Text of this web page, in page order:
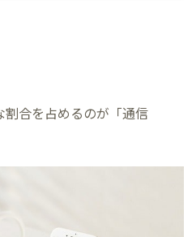
割合を占めるのが「通信